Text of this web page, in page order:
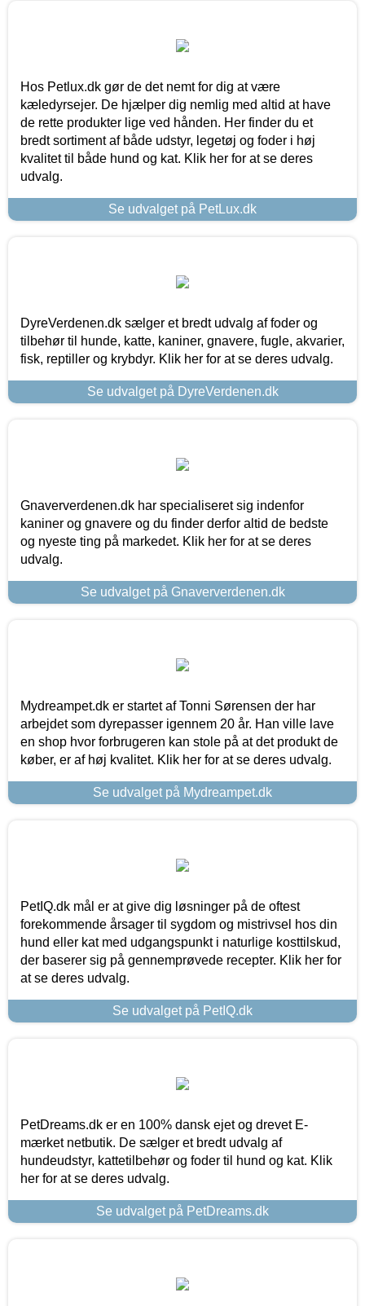
Hos Petlux.dk gør de det nemt for dig at være
kæledyrsejer. De hjælper dig nemlig med altid at have
de rette produkter lige ved hånden. Her finder du et
bredt sortiment af både udstyr, legetøj og foder i høj
kvalitet til både hund og kat. Klik her for at se deres
udvalg.
Se udvalget på PetLux.dk
DyreVerdenen.dk sælger et bredt udvalg af foder og
tilbehør til hunde, katte, kaniner, gnavere, fugle, akvarier,
fisk, reptiller og krybdyr. Klik her for at se deres udvalg.
Se udvalget på DyreVerdenen.dk
Gnaververdenen.dk har specialiseret sig indenfor
kaniner og gnavere og du finder derfor altid de bedste
og nyeste ting på markedet. Klik her for at se deres
udvalg.
Se udvalget på Gnaververdenen.dk
Mydreampet.dk er startet af Tonni Sørensen der har
arbejdet som dyrepasser igennem 20 år. Han ville lave
en shop hvor forbrugeren kan stole på at det produkt de
køber, er af høj kvalitet. Klik her for at se deres udvalg.
Se udvalget på Mydreampet.dk
PetIQ.dk mål er at give dig løsninger på de oftest
forekommende årsager til sygdom og mistrivsel hos din
hund eller kat med udgangspunkt i naturlige kosttilskud,
der baserer sig på gennemprøvede recepter. Klik her for
at se deres udvalg.
Se udvalget på PetIQ.dk
PetDreams.dk er en 100% dansk ejet og drevet E-
mærket netbutik. De sælger et bredt udvalg af
hundeudstyr, kattetilbehør og foder til hund og kat. Klik
her for at se deres udvalg.
Se udvalget på PetDreams.dk